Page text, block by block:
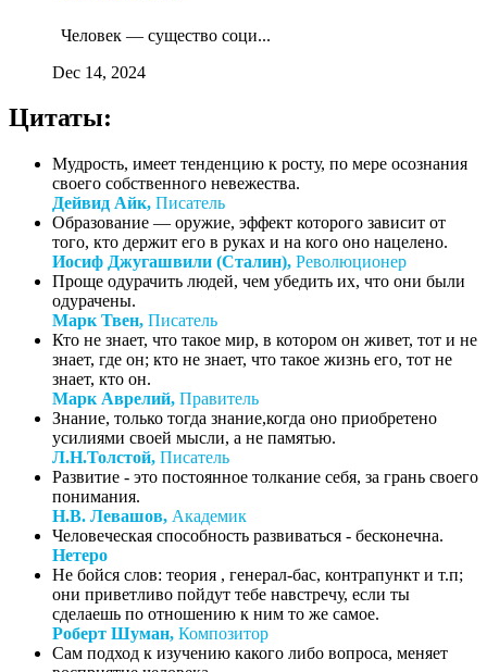
Человек — существо соци...
Dec 14, 2024
Цитаты:
Мудрость, имеет тенденцию к росту, по мере осознания
своего собственного невежества.
Дейвид Айк, Писатель
Образование — оружие, эффект которого зависит от
того, кто держит его в руках и на кого оно нацелено.
Иосиф Джугашвили (Сталин), Революционер
Проще одурачить людей, чем убедить их, что они были
одурачены.
Марк Твен, Писатель
Кто не знает, что такое мир, в котором он живет, тот и не
знает, где он; кто не знает, что такое жизнь его, тот не
знает, кто он.
Марк Аврелий, Правитель
Знание, только тогда знание,когда оно приобретено
усилиями своей мысли, а не памятью.
Л.Н.Толстой, Писатель
Развитие - это постоянное толкание себя, за грань своего
понимания.
Н.В. Левашов, Академик
Человеческая способность развиваться - бесконечна.
Нетеро
Не бойся слов: теория , генерал-бас, контрапункт и т.п;
они приветливо пойдут тебе навстречу, если ты
сделаешь по отношению к ним то же самое.
Роберт Шуман, Композитор
Сам подход к изучению какого либо вопроса, меняет